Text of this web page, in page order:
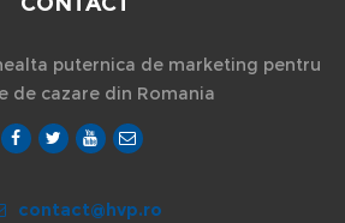
puternica de marketing pentru
de cazare din Romania
contact@hvp.ro